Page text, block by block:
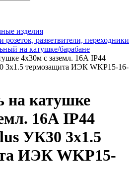
изделия
розеток, разветвители, переходники
на катушке/барабане
4х30м с заземл. 16А IP44
3х1.5 термозащита ИЭК WKP15-16-
на катушке
16А IP44
УК30 3х1.5
ИЭК WKP15-